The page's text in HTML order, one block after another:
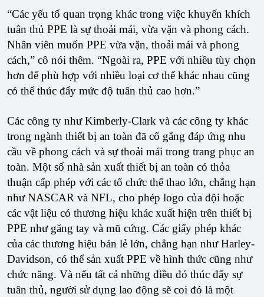
“Các yếu tố quan trọng khác trong việc khuyến khích
tuân thủ PPE là sự thoải mái, vừa vặn và phong cách.
Nhân viên muốn PPE vừa vặn, thoải mái và phong
cách,” cô nói thêm. “Ngoài ra, PPE với nhiều tùy chọn
hơn để phù hợp với nhiều loại cơ thể khác nhau cũng
có thể thúc đẩy mức độ tuân thủ cao hơn.”
Các công ty như Kimberly-Clark và các công ty khác
trong ngành thiết bị an toàn đã cố gắng đáp ứng nhu
cầu về phong cách và sự thoải mái trong trang phục an
toàn. Một số nhà sản xuất thiết bị an toàn có thỏa
thuận cấp phép với các tổ chức thể thao lớn, chẳng hạn
như NASCAR và NFL, cho phép logo của đội hoặc
các vật liệu có thương hiệu khác xuất hiện trên thiết bị
PPE như găng tay và mũ cứng. Các giấy phép khác
của các thương hiệu bán lẻ lớn, chẳng hạn như Harley-
Davidson, có thể sản xuất PPE về hình thức cũng như
chức năng. Và nếu tất cả những điều đó thúc đẩy sự
tuân thủ, người sử dụng lao động sẽ coi đó là một